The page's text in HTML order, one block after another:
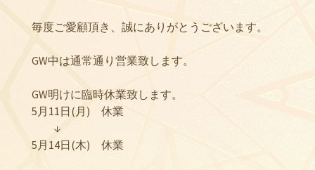
毎度ご愛顧頂き、誠にありがとうございます。
GW中は通常通り営業致します。
GW明けに臨時休業致します。
5月11日(月) 休業
↓
5月14日(木) 休業